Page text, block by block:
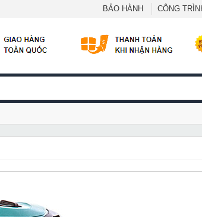
BẢO HÀNH CÔNG